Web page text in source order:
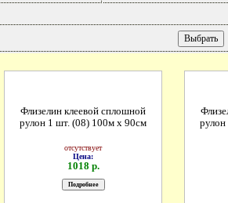
Флизелин клеевой сплошной
рулон 1 шт. (08) 100м х 90см
отсутствует
Цена:
1018 р.